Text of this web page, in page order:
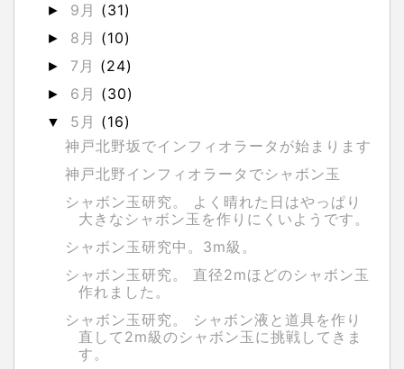
► 9月 (31)
► 8月 (10)
► 7月 (24)
► 6月 (30)
▼ 5月 (16)
神戸北野坂でインフィオラータが始まります
神戸北野インフィオラータでシャボン玉
シャボン玉研究。 よく晴れた日はやっぱり
大きなシャボン玉を作りにくいようです。
シャボン玉研究中。3m級。
シャボン玉研究。 直径2mほどのシャボン玉
作れました。
シャボン玉研究。 シャボン液と道具を作り
直して2m級のシャボン玉に挑戦してきま
す。